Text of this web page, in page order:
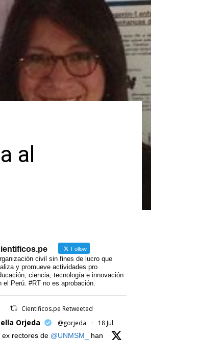
al
Follow
civil sin fines de lucro que
y promueve actividades pro
ciencia, tecnología e innovación
el Perú. #RT no es aprobación.
Cientificos.pe Retweeted
Orjeda @gorjeda · 18 Jul
ex rectores de @UNMSM_
han